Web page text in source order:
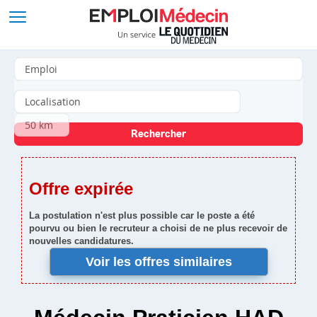
Offre expirée
La postulation n'est plus possible car le poste a été
pourvu ou bien le recruteur a choisi de ne plus recevoir de
nouvelles candidatures.
Voir les offres similaires